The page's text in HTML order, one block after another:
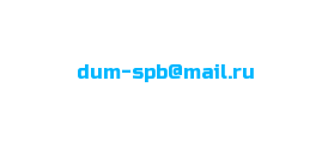
dum-spb@mail.ru